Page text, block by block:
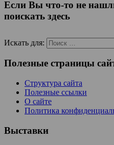
Если Вы что-то не
поискать здесь
Искать для:
Полезные страницы
Структура сайта
Полезные ссылки
О сайте
Политика
Выставки